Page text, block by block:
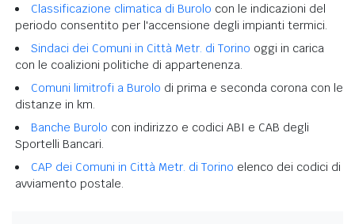
Classificazione climatica di Burolo con le indicazioni del
periodo consentito per l'accensione degli impianti termici.
Sindaci dei Comuni in Città Metr. di Torino oggi in carica
con le coalizioni politiche di appartenenza.
Comuni limitrofi a Burolo di prima e seconda corona con le
distanze in km.
Banche Burolo con indirizzo e codici ABI e CAB degli
Sportelli Bancari.
CAP dei Comuni in Città Metr. di Torino elenco dei codici di
avviamento postale.